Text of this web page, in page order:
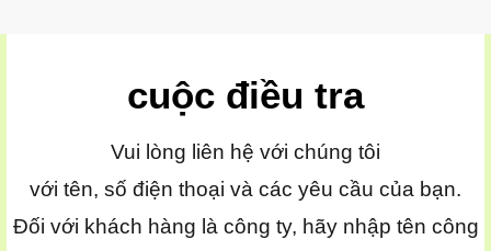
cuộc điều tra
Vui lòng liên hệ với chúng tôi
với tên, số điện thoại và các yêu cầu của bạn.
Đối với khách hàng là công ty, hãy nhập tên công